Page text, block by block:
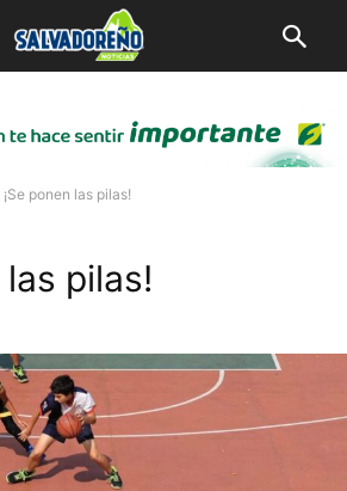
¡Se ponen las pilas!
las pilas!